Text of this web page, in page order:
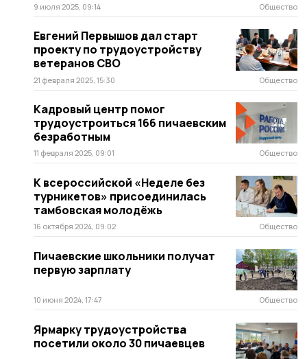
9 июля 2025, 09:14 Общество
Евгений Первышов дал старт
проекту по трудоустройству
ветеранов СВО
21 февраля 2025, 15:30 Общество
Кадровый центр помог
трудоустроиться 166 пичаевским
безработным
11 февраля 2025, 09:01 Общество
К всероссийской «Неделе без
турникетов» присоединилась
тамбовская молодёжь
16 октября 2024, 09:02 Общество
Пичаевские школьники получат
первую зарплату
10 июня 2024, 17:47 Общество
Ярмарку трудоустройства
посетили около 30 пичаевцев